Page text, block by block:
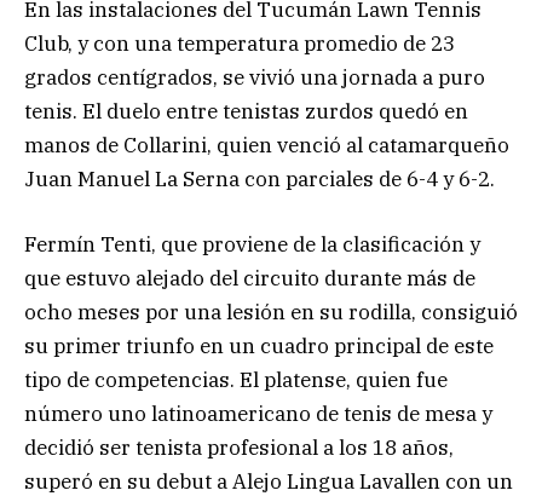
En las instalaciones del Tucumán Lawn Tennis
Club, y con una temperatura promedio de 23
grados centígrados, se vivió una jornada a puro
tenis. El duelo entre tenistas zurdos quedó en
manos de Collarini, quien venció al catamarqueño
Juan Manuel La Serna con parciales de 6-4 y 6-2.
Fermín Tenti, que proviene de la clasificación y
que estuvo alejado del circuito durante más de
ocho meses por una lesión en su rodilla, consiguió
su primer triunfo en un cuadro principal de este
tipo de competencias. El platense, quien fue
número uno latinoamericano de tenis de mesa y
decidió ser tenista profesional a los 18 años,
superó en su debut a Alejo Lingua Lavallen con un